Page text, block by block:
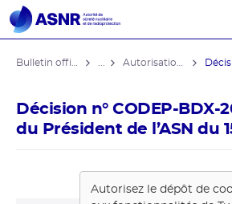
Décision n° CODEP-BDX-
du Président de l’ASN du
Autorisez le dépôt de